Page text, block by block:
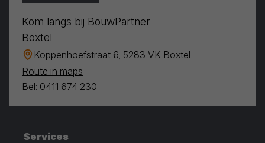
Kom langs bij BouwPartner
Boxtel
Koppenhoefstraat 6, 5283 VK Boxtel
Route in maps
Bel: 0411 674 230
Services